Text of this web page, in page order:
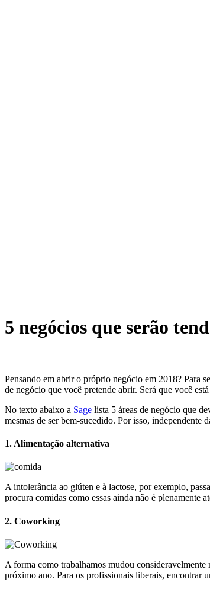
5 negócios que serão
Pensando em abrir o próprio negócio em 2018? Para
de negócio que você pretende abrir. Será que você
No texto abaixo a Sage lista 5 áreas de negócio que
mesmas de ser bem-sucedido. Por isso, independente
1. Alimentação alternativa
A intolerância ao glúten e à lactose, por exemplo,
procura comidas como essas ainda não é plenamente
2. Coworking
A forma como trabalhamos mudou
próximo ano. Para os profissionais liberais, encontrar